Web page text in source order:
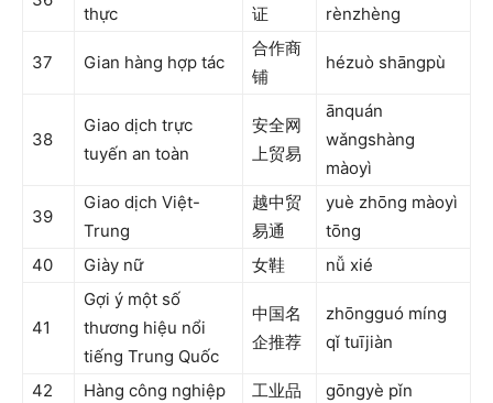
thực 证 rènzhèng
37 Gian hàng hợp tác
合作商
铺
hézuò shāngpù
38
Giao dịch trực
tuyến an toàn
安全网
上贸易
ānquán
wǎngshàng
màoyì
39
Giao dịch Việt-
Trung
越中贸
易通
yuè zhōng màoyì
tōng
40
Giày nữ 女鞋 nǚ xié
41
Gợi ý một số
thương hiệu nổi
tiếng Trung Quốc
中国名
企推荐
zhōngguó míng
qǐ tuījiàn
42 Hàng công nghiệp 工业品 gōngyè pǐn